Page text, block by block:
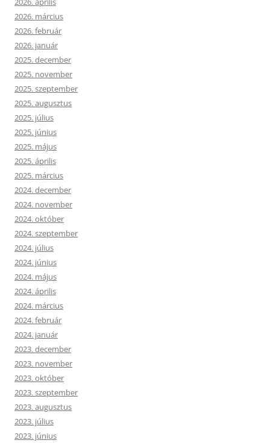
2026. március
2026. február
2026. január
2025. december
2025. november
2025. szeptember
2025. augusztus
2025. július
2025. június
2025. május
2025. április
2025. március
2024. december
2024. november
2024. október
2024. szeptember
2024. július
2024. június
2024. május
2024. április
2024. március
2024. február
2024. január
2023. december
2023. november
2023. október
2023. szeptember
2023. augusztus
2023. július
2023. június